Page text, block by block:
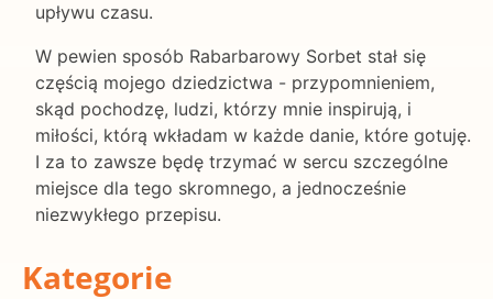
upływu czasu.
W pewien sposób Rabarbarowy Sorbet stał się
częścią mojego dziedzictwa - przypomnieniem,
skąd pochodzę, ludzi, którzy mnie inspirują, i
miłości, którą wkładam w każde danie, które gotuję.
I za to zawsze będę trzymać w sercu szczególne
miejsce dla tego skromnego, a jednocześnie
niezwykłego przepisu.
Kategorie